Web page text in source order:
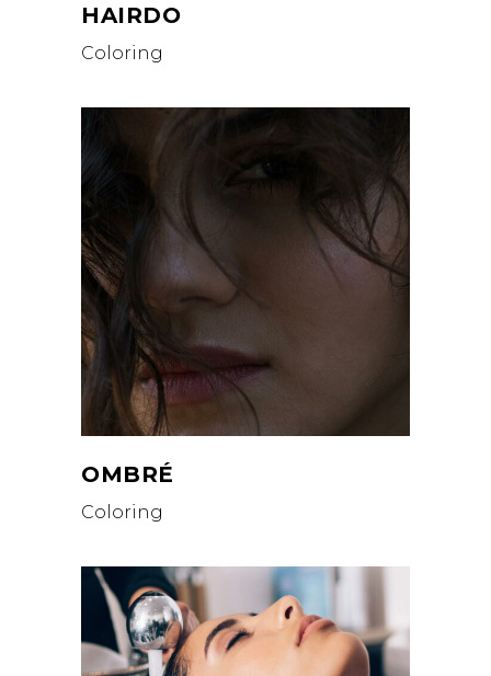
HAIRDO
Coloring
OMBRÉ
Coloring